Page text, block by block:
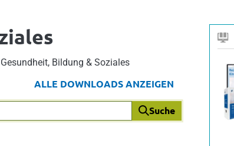
Bildung & Soziales
ALLE DOWNLOADS ANZEIGEN
Suche